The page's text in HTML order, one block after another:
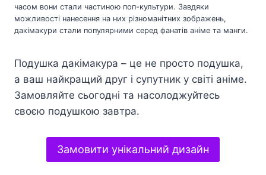
часом вони стали частиною поп-культури. Завдяки
можливості нанесення на них різноманітних зображень,
дакімакури стали популярними серед фанатів аніме та манги.
Подушка дакімакура – це не просто подушка,
а ваш найкращий друг і супутник у світі аніме.
Замовляйте сьогодні та насолоджуйтесь
своєю подушкою завтра.
Замовити унікальний дизайн